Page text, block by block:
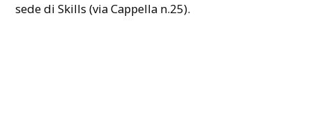
sede di Skills (via Cappella n.25).